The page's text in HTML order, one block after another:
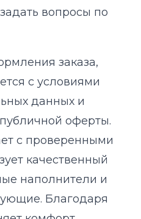
вопросы по
заказа,
с условиями
данных и
оферты.
с проверенными
качественный
наполнители и
Благодаря